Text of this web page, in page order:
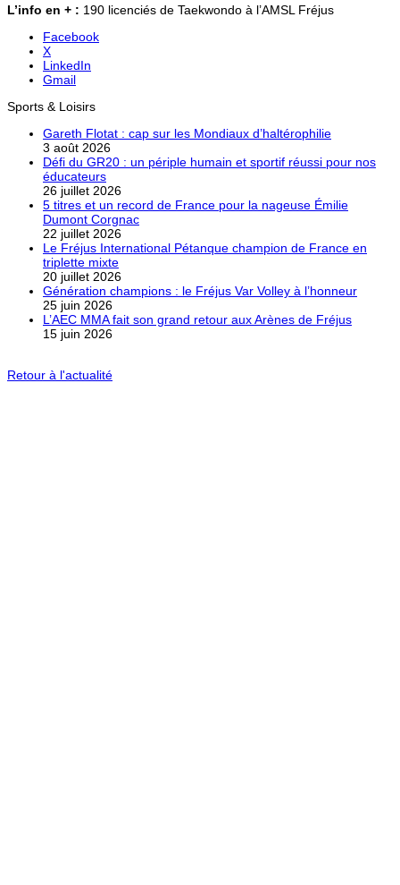
L’info en + : 190 licenciés de Taekwondo à l’AMSL Fréjus
Facebook
X
LinkedIn
Gmail
Sports & Loisirs
Gareth Flotat : cap sur les Mondiaux d’haltérophilie
3 août 2026
Défi du GR20 : un périple humain et sportif réussi pour nos
éducateurs
26 juillet 2026
5 titres et un record de France pour la nageuse Émilie
Dumont Corgnac
22 juillet 2026
Le Fréjus International Pétanque champion de France en
triplette mixte
20 juillet 2026
Génération champions : le Fréjus Var Volley à l’honneur
25 juin 2026
L’AEC MMA fait son grand retour aux Arènes de Fréjus
15 juin 2026
Retour à l'actualité